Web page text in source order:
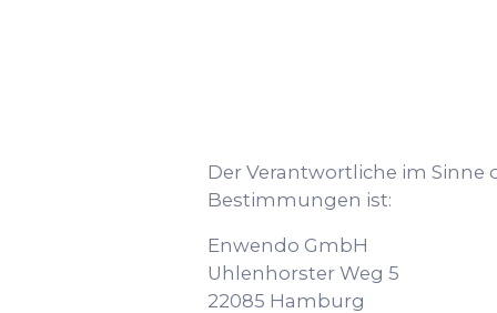
Der Verantwortliche im
Bestimmungen ist:
Enwendo GmbH
Uhlenhorster Weg 5
22085 Hamburg